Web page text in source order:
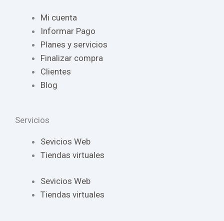
Mi cuenta
Informar Pago
Planes y servicios
Finalizar compra
Clientes
Blog
Servicios
Sevicios Web
Tiendas virtuales
Sevicios Web
Tiendas virtuales